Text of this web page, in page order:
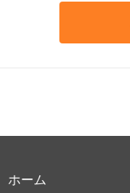
ホーム